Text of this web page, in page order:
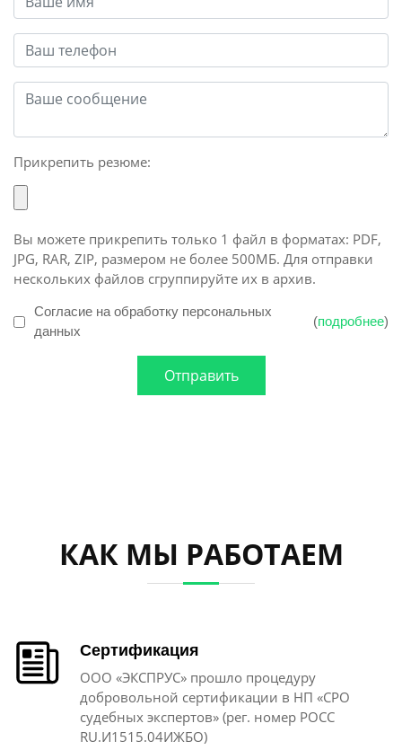
Прикрепить резюме:
Вы можете прикрепить только 1 файл в форматах: PDF,
JPG, RAR, ZIP, размером не более 500МБ. Для отправки
нескольких файлов сгруппируйте их в архив.
Согласие на обработку персональных
данных
(подробнее)
Отправить
КАК МЫ РАБОТАЕМ
Сертификация
ООО «ЭКСПРУС» прошло процедуру
добровольной сертификации в НП «СРО
судебных экспертов» (рег. номер РОСС
RU.И1515.04ИЖБО)